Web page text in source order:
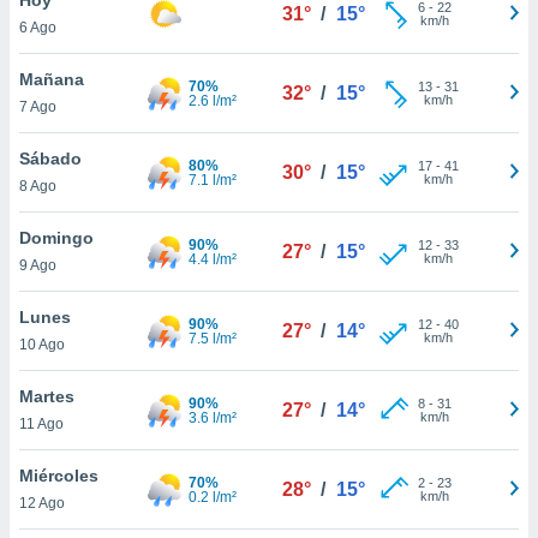
en
más
nuestra
de
cookies
aceptar
6 Ago
31° / 15° 6- 22
km/h
Mañana
7 Ago
70%
2.6 l/m²
32° / 15° 13- 31
km/h
Sábado
8 Ago
80%
7.1 l/m²
30° / 15° 17- 41
km/h
Domingo
9 Ago
90%
4.4 l/m²
27° / 15° 12- 33
km/h
Lunes
10 Ago
90%
7.5 l/m²
27° / 14° 12- 40
km/h
Martes
11 Ago
90%
3.6 l/m²
27° / 14° 8- 31
km/h
Miércoles
12 Ago
70%
0.2 l/m²
28° / 15° 2- 23
km/h